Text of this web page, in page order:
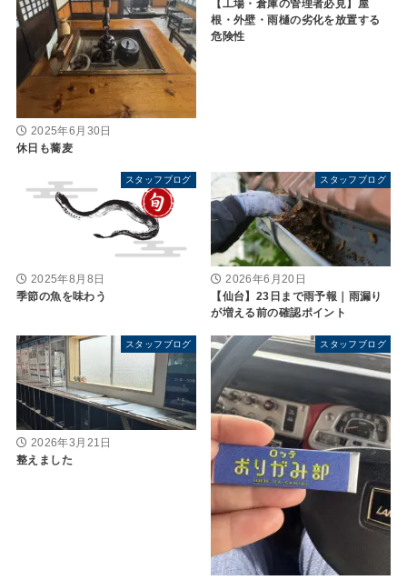
2025年6月30日
休日も蕎麦
【工場・倉庫の管理者必見】屋
根・外壁・雨樋の劣化を放置する
危険性
スタッフブログ
2025年8月8日
季節の魚を味わう
スタッフブログ
2026年6月20日
【仙台】23日まで雨予報｜雨漏り
が増える前の確認ポイント
スタッフブログ
2026年3月21日
整えました
スタッフブログ